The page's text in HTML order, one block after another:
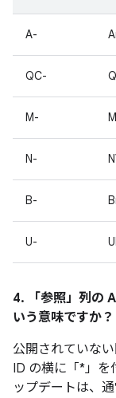
A-
QC-
M-
N-
B-
U-
4. 「参照」 列の
いう意味ですか？
公開されていない
ID の横に「*」を
ップデートは、通